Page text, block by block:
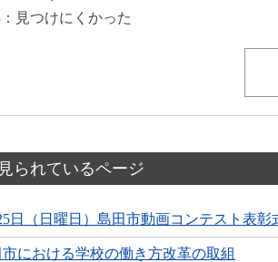
見つけにくかった
られているページ
日（日曜日）島田市動画コンテスト表彰
における学校の働き方改革の取組